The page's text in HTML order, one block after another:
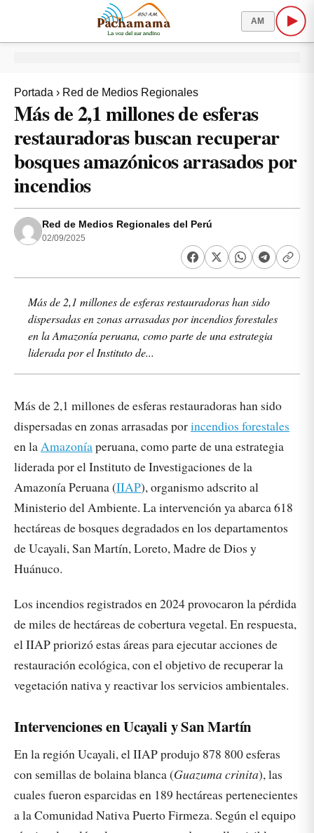
AM
Portada › Red de Medios Regionales
Más de 2,1 millones de esferas
restauradoras buscan recuperar
bosques amazónicos arrasados por
incendios
Red de Medios Regionales del Perú
02/09/2025
Más de 2,1 millones de esferas restauradoras han sido
dispersadas en zonas arrasadas por incendios forestales
en la Amazonía peruana, como parte de una estrategia
liderada por el Instituto de...
Más de 2,1 millones de esferas restauradoras han sido
dispersadas en zonas arrasadas porincendios forestales
en laAmazoníaperuana, como parte de una estrategia
liderada por el Instituto de Investigaciones de la
Amazonía Peruana (IIAP), organismo adscrito al
Ministerio del Ambiente. La intervención ya abarca 618
hectáreas de bosques degradados en los departamentos
de Ucayali, San Martín, Loreto, Madre de Dios y
Huánuco.
Los incendios registrados en 2024 provocaron la pérdida
de miles de hectáreas de cobertura vegetal. En respuesta,
el IIAP priorizó estas áreas para ejecutar acciones de
restauración ecológica, con el objetivo de recuperar la
vegetación nativa y reactivar los servicios ambientales.
Intervenciones en Ucayali y San Martín
En la región Ucayali, el IIAP produjo 878 800 esferas
con semillas de bolaina blanca (Guazuma crinita), las
cuales fueron esparcidas en 189 hectáreas pertenecientes
a la Comunidad Nativa Puerto Firmeza. Según el equipo